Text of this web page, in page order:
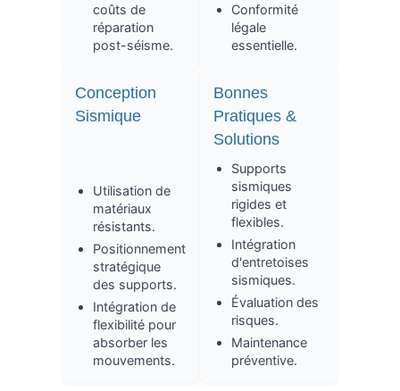
coûts de
réparation
post-séisme.
Conformité
légale
essentielle.
Conception
Sismique
Utilisation de
matériaux
résistants.
Positionnement
stratégique
des supports.
Intégration de
flexibilité pour
absorber les
mouvements.
Bonnes
Pratiques &
Solutions
Supports
sismiques
rigides et
flexibles.
Intégration
d'entretoises
sismiques.
Évaluation des
risques.
Maintenance
préventive.